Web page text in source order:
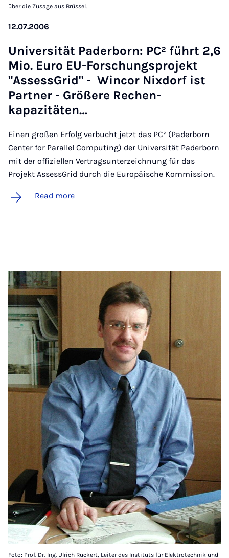
über die Zusage aus Brüssel.
12.07.2006
Uni­versität Pader­born: PC² führt 2,6
Mio. Euro EU-Forschung­s­pro­jekt
"As­sess­Grid" - Win­cor Nix­dorf ist
Part­ner - Größere Rechen­
kapazitäten…
Einen großen Erfolg verbucht jetzt das PC² (Paderborn
Center for Parallel Computing) der Universität Paderborn
mit der offiziellen Vertragsunterzeichnung für das
Projekt AssessGrid durch die Europäische Kommission.
Read more
Foto: Prof. Dr.-Ing. Ulrich Rückert, Leiter des Instituts für Elektrotechnik und